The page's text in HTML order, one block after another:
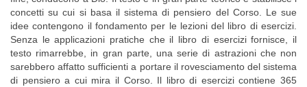
concetti su cui si basa il sistema di pensiero del Corso. Le sue
idee contengono il fondamento per le lezioni del libro di esercizi.
Senza le applicazioni pratiche che il libro di esercizi fornisce, il
testo rimarrebbe, in gran parte, una serie di astrazioni che non
sarebbero affatto sufficienti a portare il rovesciamento del sistema
di pensiero a cui mira il Corso. Il libro di esercizi contiene 365